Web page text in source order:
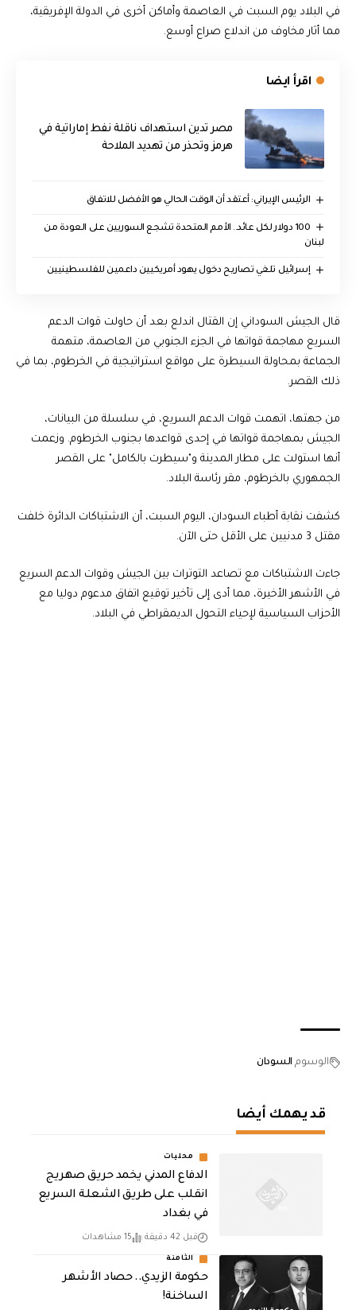
في البلاد يوم السبت في العاصمة وأماكن أخرى في الدولة الإفريقية،
مما أثار مخاوف من اندلاع صراع أوسع.
اقرأ ايضا
مصر تدين استهداف ناقلة نفط إماراتية في
هرمز وتحذر من تهديد الملاحة
الرئيس الإيراني: أعتقد أن الوقت الحالي هو الأفضل للاتفاق
100 دولار لكل عائد.. الأمم المتحدة تشجع السوريين على العودة من
لبنان
إسرائيل تلغي تصاريح دخول يهود أمريكيين داعمين للفلسطينيين
قال الجيش السوداني إن القتال اندلع بعد أن حاولت قوات الدعم
السريع مهاجمة قواتها في الجزء الجنوبي من العاصمة، متهمة
الجماعة بمحاولة السيطرة على مواقع استراتيجية في الخرطوم، بما في
ذلك القصر.
من جهتها، اتهمت قوات الدعم السريع، في سلسلة من البيانات،
الجيش بمهاجمة قواتها في إحدى قواعدها بجنوب الخرطوم. وزعمت
أنها استولت على مطار المدينة و"سيطرت بالكامل" على القصر
الجمهوري بالخرطوم، مقر رئاسة البلاد.
كشفت نقابة أطباء السودان، اليوم السبت، أن الاشتباكات الدائرة خلفت
مقتل 3 مدنيين على الأقل حتى الآن.
جاءت الاشتباكات مع تصاعد التوترات بين الجيش وقوات الدعم السريع
في الأشهر الأخيرة، مما أدى إلى تأخير توقيع اتفاق مدعوم دوليا مع
الأحزاب السياسية لإحياء التحول الديمقراطي في البلاد.
الوسوم السودان
قد يهمك أيضا
محليات
الدفاع المدني يخمد حريق صهريج
انقلب على طريق الشعلة السريع
في بغداد
قبل 42 دقيقة 15 مشاهدات
الثامنة
حكومة الزيدي.. حصاد الأشهر
الساخنة!